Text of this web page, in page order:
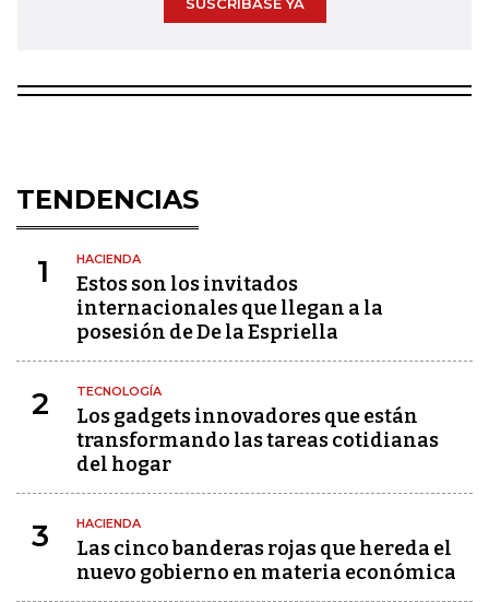
TENDENCIAS
1 HACIENDA
Estos son los invitados
internacionales que llegan a la
posesión de De la Espriella
2 TECNOLOGÍA
Los gadgets innovadores que están
transformando las tareas cotidianas
del hogar
3 HACIENDA
Las cinco banderas rojas que hereda el
nuevo gobierno en materia económica